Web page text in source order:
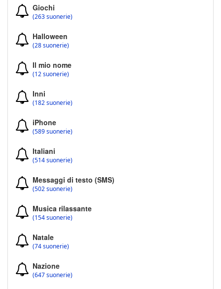
Giochi
(263 suonerie)
Halloween
(28 suonerie)
Il mio nome
(12 suonerie)
Inni
(182 suonerie)
iPhone
(589 suonerie)
Italiani
(514 suonerie)
Messaggi di testo (SMS)
(502 suonerie)
Musica rilassante
(154 suonerie)
Natale
(74 suonerie)
Nazione
(647 suonerie)